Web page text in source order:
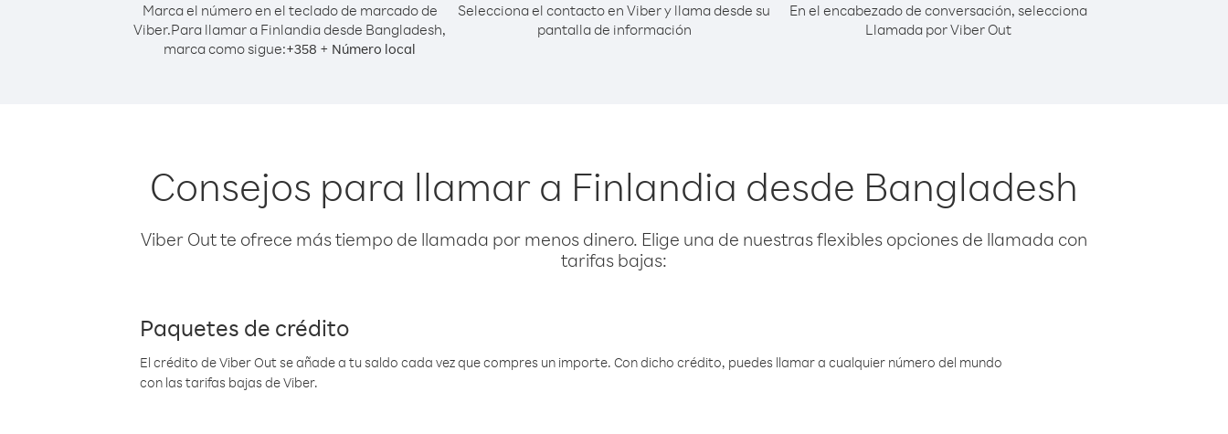
Marca el número en el teclado de marcado de
Viber.Para llamar a Finlandia desde Bangladesh,
marca como sigue:+358 + Número local
Selecciona el contacto en Viber y llama desde su
pantalla de información
En el encabezado de conversación, selecciona
Llamada por Viber Out
Consejos para llamar a Finlandia desde Bangladesh
Viber Out te ofrece más tiempo de llamada por menos dinero. Elige una de nuestras flexibles opciones de llamada con
tarifas bajas:
Paquetes de crédito
El crédito de Viber Out se añade a tu saldo cada vez que compres un importe. Con dicho crédito, puedes llamar a cualquier número del mundo
con las tarifas bajas de Viber.